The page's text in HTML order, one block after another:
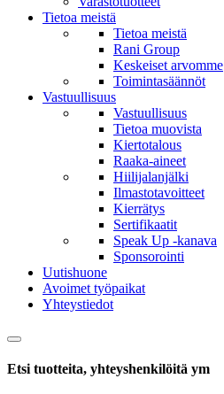
Tietoa meistä
Tietoa meistä
Rani Group
Keskeiset arvomme
Toimintasäännöt
Vastuullisuus
Vastuullisuus
Tietoa muovista
Kiertotalous
Raaka-aineet
Hiilijalanjälki
Ilmastotavoitteet
Kierrätys
Sertifikaatit
Speak Up -kanava
Sponsorointi
Uutishuone
Avoimet työpaikat
Yhteystiedot
Haku
Etsi tuotteita, yhteyshenkilöitä ym